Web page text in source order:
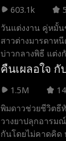
เผชิญหน้ากับการ
ครั้ง เสิ่นเย่าเลือ
ของฮ่องเต้ผู้หล่อเ
สาหัสจากการรบ
เสิ่นเย่าแต่งกับจิ้ง
น่าอัศจรรย์ เสิ่นเย่
ปกป้อง และความ
เกิดความรู้สึกดี ๆ
เซี่ยจิ่งชูค่อย ๆ เริ่
ได้ เขาพบว่าตนเ
จึงเริ่มตามตอแยอ
603.1k
วันแต่งงาน คู่หมั้
สาวต่างมารดาห
บ่าวกลางพิธี แต่ง
เป็นท่านอ๋องน้อยจ
ผู้คนต่างหัวเราะ
เข้าหอเขายังทอด
เสิ่นรั่วจิ่นคือบุตรีต
มิใช่หญิงอ่อนแอใ
ต้องรับมือสามีจอ
คืนเผลอใจ
1.5M
พิมดาวช่วยชีวิตธี
วางยาปลุกอารม
กันโดยไม่คาดคิด